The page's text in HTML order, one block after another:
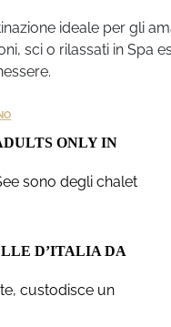
ideale per gli
sci o rilassati in Spa
ONLY IN
sono degli chalet
D’ITALIA DA
custodisce un